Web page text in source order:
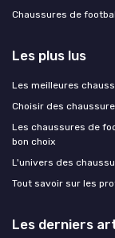
Chaussures de
Les plus lus
Les meilleures
Choisir des
Les chaussures de
bon choix
L'univers des
Tout savoir sur les
Les derniers